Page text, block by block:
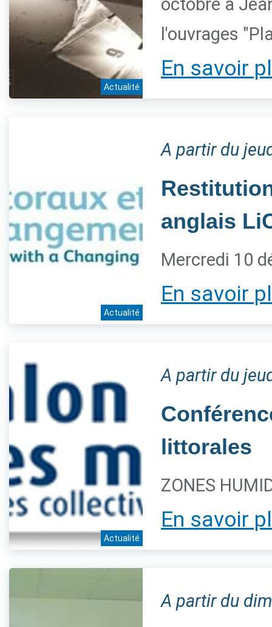
Actualité
octobre à
l'ouvrages
En savoir
Actualité
A partir du
anglais
Mercredi 10
En savoir
Actualité
A partir du
littorales
ZONES
En savoir
A partir du